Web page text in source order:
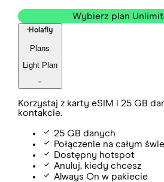
Wybierz plan
Plans
Light Plan
Korzystaj z karty eSIM i 25 GB
kontakcie.
25 GB danych
Połączenie na całym
Dostępny hotspot
Anuluj, kiedy chcesz
Always On w pakiecie